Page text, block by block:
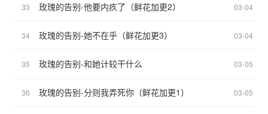
33 玫瑰的告别-他要内疚了（鲜花加更2） 03-04
34 玫瑰的告别-她不在乎（鲜花加更3） 03-04
35 玫瑰的告别-和她计较干什么 03-05
36 玫瑰的告别-分则我弄死你（鲜花加更1） 03-05